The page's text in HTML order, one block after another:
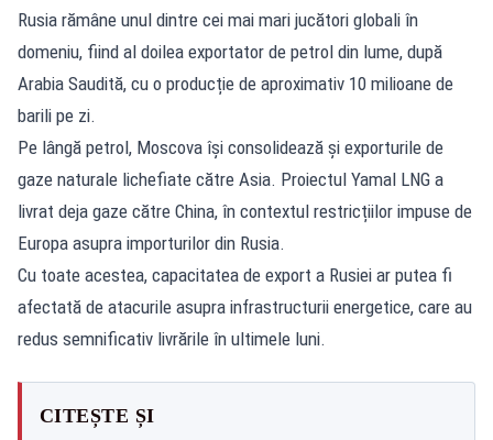
Rusia rămâne unul dintre cei mai mari jucători globali în
domeniu, fiind al doilea exportator de petrol din lume, după
Arabia Saudită, cu o producție de aproximativ 10 milioane de
barili pe zi.
Pe lângă petrol, Moscova își consolidează și exporturile de
gaze naturale lichefiate către Asia. Proiectul Yamal LNG a
livrat deja gaze către China, în contextul restricțiilor impuse de
Europa asupra importurilor din Rusia.
Cu toate acestea, capacitatea de export a Rusiei ar putea fi
afectată de atacurile asupra infrastructurii energetice, care au
redus semnificativ livrările în ultimele luni.
CITEȘTE ȘI